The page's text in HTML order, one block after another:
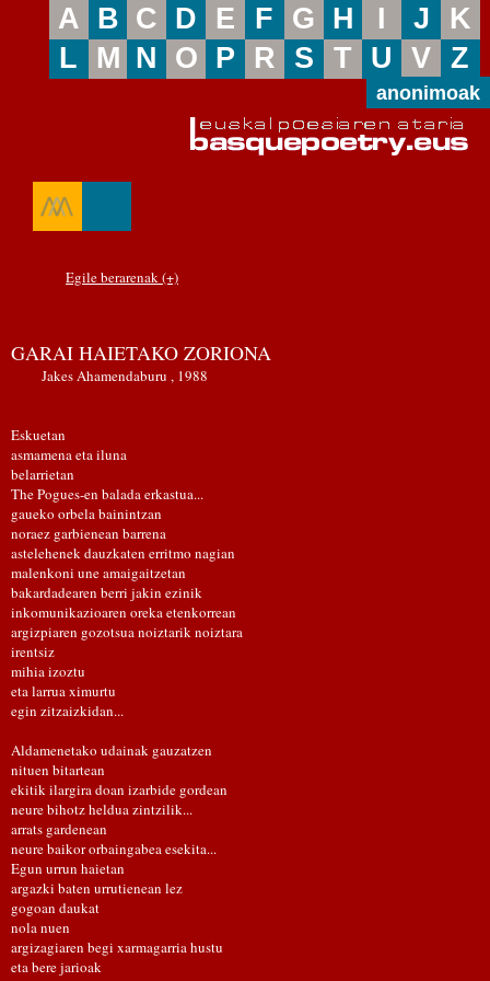
A B C D E F G H I J
K
L
M N O P R S T U V Z
anonimoak
Egile berarenak (+)
GARAI HAIETAKO ZORIONA
Jakes Ahamendaburu , 1988
Eskuetan
asmamena eta iluna
belarrietan
The Pogues-en balada erkastua...
gaueko orbela bainintzan
noraez garbienean barrena
astelehenek dauzkaten erritmo nagian
malenkoni une amaigaitzetan
bakardadearen berri jakin ezinik
inkomunikazioaren oreka etenkorrean
argizpiaren gozotsua noiztarik noiztara
irentsiz
mihia izoztu
eta larrua ximurtu
egin zitzaizkidan...
Aldamenetako udainak gauzatzen
nituen bitartean
ekitik ilargira doan izarbide gordean
neure bihotz heldua zintzilik...
arrats gardenean
neure baikor orbaingabea esekita...
Egun urrun haietan
argazki baten urrutienean lez
gogoan daukat
nola nuen
argizagiaren begi xarmagarria hustu
eta bere jarioak